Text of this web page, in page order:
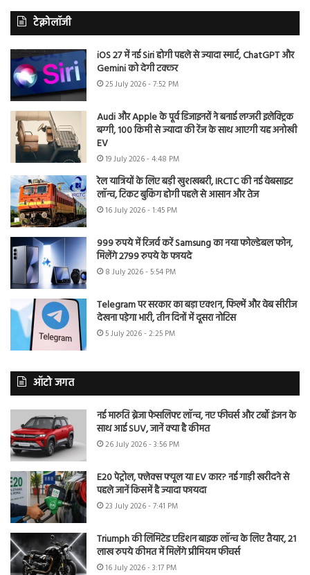
टेक्नोलॉजी
iOS 27 में नई Siri होगी पहले से ज्यादा स्मार्ट, ChatGPT और
Gemini को देगी टक्कर
25 July 2026 - 7:52 PM
Audi और Apple के पूर्व डिजाइनरों ने बनाई लग्जरी इलेक्ट्रिक
बग्गी, 100 किमी से ज्यादा की रेंज के साथ आएगी यह अनोखी
EV
19 July 2026 - 4:48 PM
रेल यात्रियों के लिए बड़ी खुशखबरी, IRCTC की नई वेबसाइट
लॉन्च, टिकट बुकिंग होगी पहले से आसान और तेज
16 July 2026 - 1:45 PM
999 रुपये में रिजर्व करें Samsung का नया फोल्डेबल फोन,
मिलेंगे 2799 रुपये के फायदे
8 July 2026 - 5:54 PM
Telegram पर सरकार का बड़ा एक्शन, फिल्में और वेब सीरीज
देखना पड़ेगा भारी, तीन दिनों में दूसरा नोटिस
5 July 2026 - 2:25 PM
ऑटो जगत
नई मारुति ब्रेजा फेसलिफ्ट लॉन्च, नए फीचर्स और टर्बो इंजन के
साथ आई SUV, जानें क्या है कीमत
26 July 2026 - 3:56 PM
E20 पेट्रोल, फ्लेक्स फ्यूल या EV कार? नई गाड़ी खरीदने से
पहले जानें किसमें है ज्यादा फायदा
23 July 2026 - 7:41 PM
Triumph की लिमिटेड एडिशन बाइक लॉन्च के लिए तैयार, 21
लाख रुपये कीमत में मिलेंगे प्रीमियम फीचर्स
16 July 2026 - 3:17 PM